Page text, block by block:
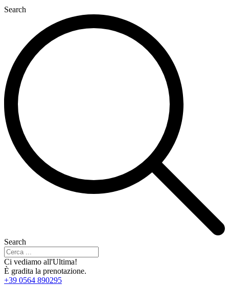
Search
Search
Ci vediamo all'Ultima!
È gradita la prenotazione.
+39 0564 890295